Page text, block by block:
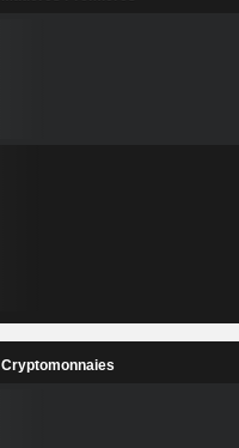
Cryptomonnaies